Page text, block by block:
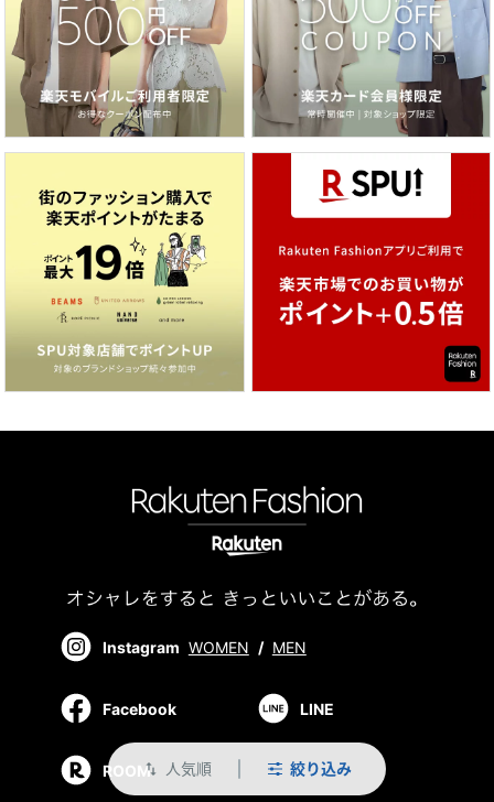
swap_vert 人気順 絞り込み
Instagram WOMEN / MEN
Facebook LINE
ROOM